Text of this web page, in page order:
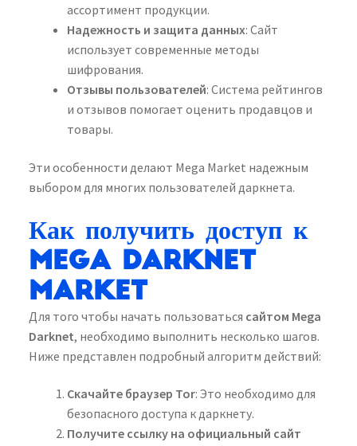
ассортимент продукции.
Надежность и защита данных: Сайт
использует современные методы
шифрования.
Отзывы пользователей: Система рейтингов
и отзывов помогает оценить продавцов и
товары.
Эти особенности делают Mega Market надежным
выбором для многих пользователей даркнета.
Как получить доступ к
Mega Darknet
Market
Для того чтобы начать пользоваться сайтом Mega
Darknet, необходимо выполнить несколько шагов.
Ниже представлен подробный алгоритм действий:
Скачайте браузер Tor: Это необходимо для
безопасного доступа к даркнету.
Получите ссылку на официальный сайт